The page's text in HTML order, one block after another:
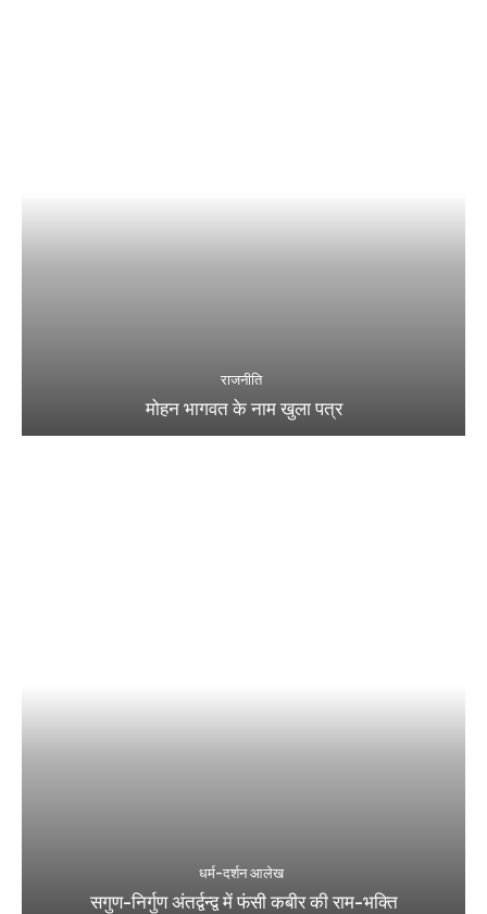
राजनीति
मोहन भागवत के नाम खुला पत्र
धर्म-दर्शन आलेख
सगुण-निर्गुण अंतर्द्वन्द्व में फंसी कबीर की राम-भक्ति